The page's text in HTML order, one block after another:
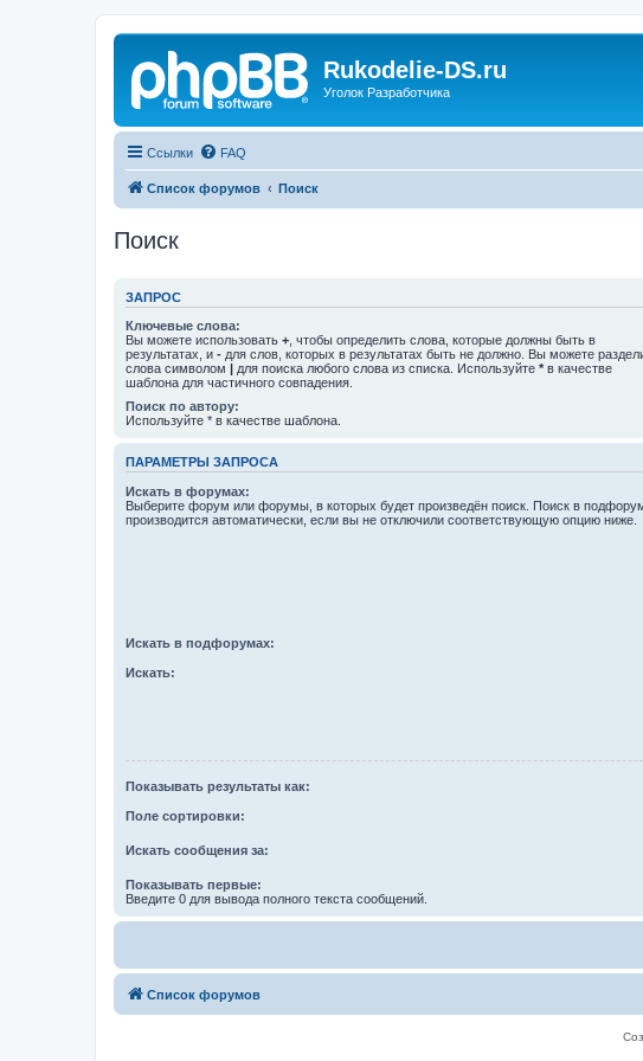
Rukodelie-DS.ru
Уголок Разработчика
Ссылки FAQ
Список форумов Поиск
Поиск
ЗАПРОС
Ключевые слова:
Вы можете использовать + , чтобы определить слова, которые должны быть в
результатах, и - для слов, которых в результатах быть не должно. Вы можете
слова символом | для поиска любого слова из списка. Используйте * в качестве
шаблона для частичного совпадения.
Поиск по автору:
Используйте * в качестве шаблона.
ПАРАМЕТРЫ ЗАПРОСА
Искать в форумах:
Выберите форум или форумы, в которых будет произведён поиск. Поиск в
производится автоматически, если вы не отключили соответствующую опцию ниже.
Искать в подфорумах:
Искать:
Показывать результаты как:
Поле сортировки:
Искать сообщения за:
Показывать первые:
Введите 0 для вывода полного текста сообщений.
Список форумов